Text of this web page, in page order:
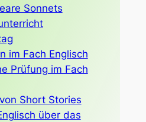
Sonnets
im Fach Englisch
Prüfung im Fach
Short Stories
über das